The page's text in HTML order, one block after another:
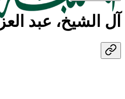
آل الشيخ، عبد